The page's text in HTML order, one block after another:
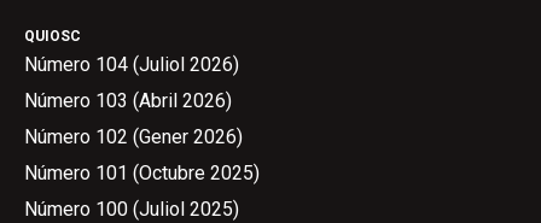
QUIOSC
Número 104 (Juliol 2026)
Número 103 (Abril 2026)
Número 102 (Gener 2026)
Número 101 (Octubre 2025)
Número 100 (Juliol 2025)